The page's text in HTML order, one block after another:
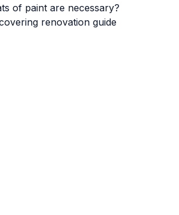
of paint are necessary?
renovation guide